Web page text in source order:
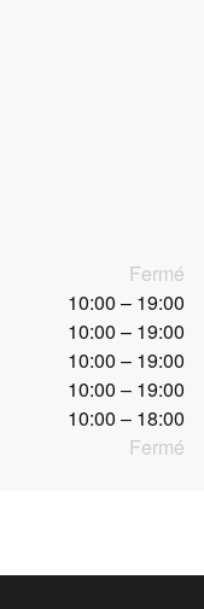
Fermé
10:00 – 19:00
10:00 – 19:00
10:00 – 19:00
10:00 – 19:00
10:00 – 18:00
Fermé